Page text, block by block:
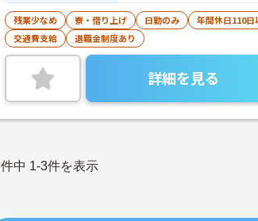
残業少なめ 寮・借り上げ 日勤のみ 年間休日110日
交通費支給
退職金制度あり
詳細を見る
件中 1-3件を表示